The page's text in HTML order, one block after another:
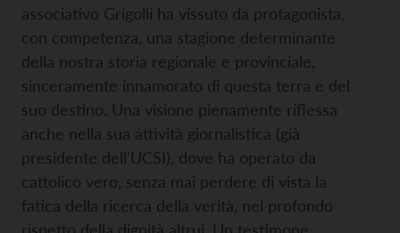
associativo Grigolli ha vissuto da protagonista,
con competenza, una stagione determinante
della nostra storia regionale e provinciale,
sinceramente innamorato di questa terra e del
suo destino. Una visione pienamente riflessa
anche nella sua attività giornalistica (già
presidente dell'UCSI), dove ha operato da
cattolico vero, senza mai perdere di vista la
fatica della ricerca della verità, nel profondo